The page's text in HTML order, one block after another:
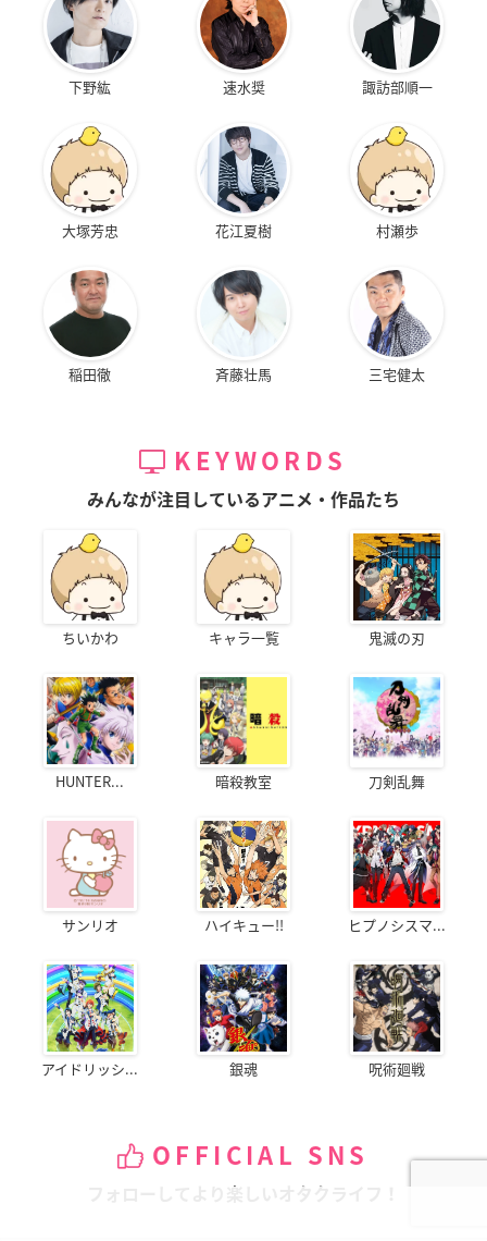
下野紘 速水奨 諏訪部順一
大塚芳忠 花江夏樹 村瀬歩
稲田徹 斉藤壮馬 三宅健太
KEYWORDS
みんなが注目しているアニメ・作品たち
ちいかわ キャラ一覧 鬼滅の刃
HUNTER... 暗殺教室 刀剣乱舞
サンリオ ハイキュー!! ヒプノシスマ...
アイドリッシ... 銀魂 呪術廻戦
OFFICIAL SNS